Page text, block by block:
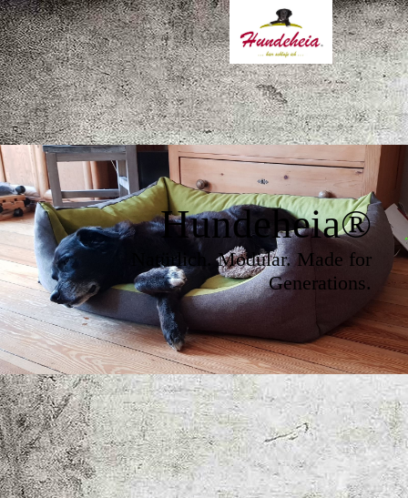
Hundeheia®
Natürlich. Modular. Made for
Generations.